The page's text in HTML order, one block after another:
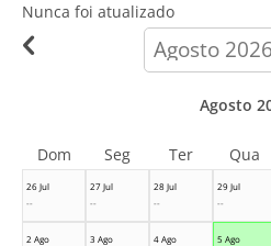
Nunca foi atualizado
calendar-
month
26 Jul
--
27 Jul
--
28 Jul
--
29 Jul
--
2 Ago
3 Ago
4 Ago
5 Ago
Agosto
Dom Seg Ter Qua